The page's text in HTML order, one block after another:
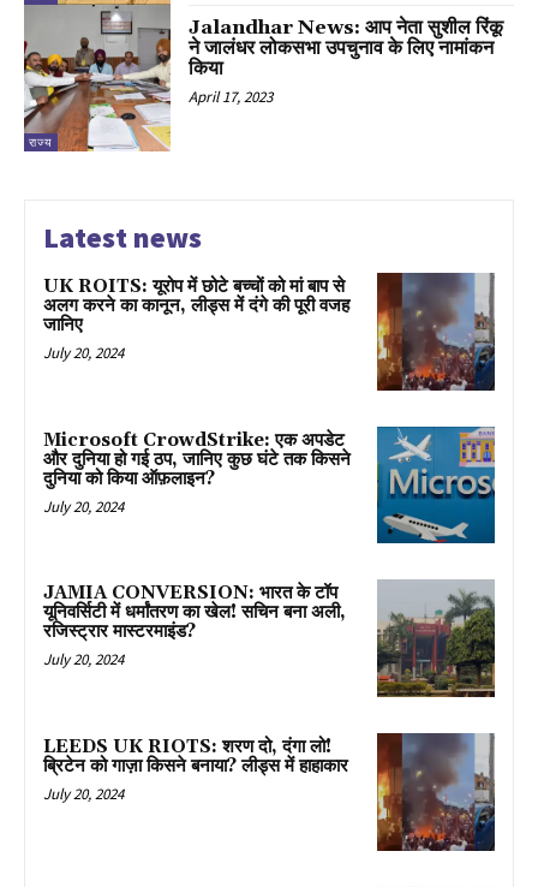
राज्य
Jalandhar News: आप नेता सुशील रिंकू
ने जालंधर लोकसभा उपचुनाव के लिए नामांकन
किया
April 17, 2023
Latest news
UK ROITS: यूरोप में छोटे बच्चों को मां बाप से
अलग करने का कानून, लीड्स में दंगे की पूरी वजह
जानिए
July 20, 2024
Microsoft CrowdStrike: एक अपडेट
और दुनिया हो गई ठप, जानिए कुछ घंटे तक किसने
दुनिया को किया ऑफ़लाइन?
July 20, 2024
JAMIA CONVERSION: भारत के टॉप
यूनिवर्सिटी में धर्मांतरण का खेल! सचिन बना अली,
रजिस्ट्रार मास्टरमाइंड?
July 20, 2024
LEEDS UK RIOTS: शरण दो, दंगा लो!
ब्रिटेन को गाज़ा किसने बनाया? लीड्स में हाहाकार
July 20, 2024